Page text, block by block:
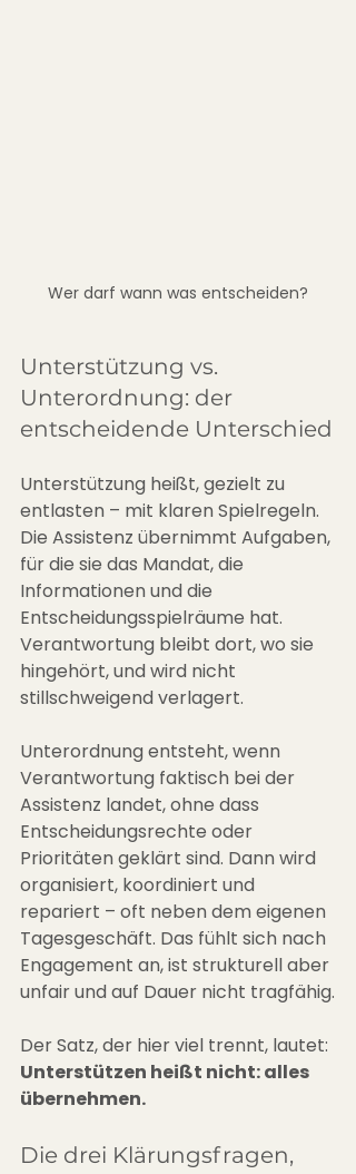
Wer darf wann was entscheiden?
Unterstützung vs.
Unterordnung: der
entscheidende Unterschied
Unterstützung heißt, gezielt zu
entlasten – mit klaren Spielregeln.
Die Assistenz übernimmt Aufgaben,
für die sie das Mandat, die
Informationen und die
Entscheidungsspielräume hat.
Verantwortung bleibt dort, wo sie
hingehört, und wird nicht
stillschweigend verlagert.
Unterordnung entsteht, wenn
Verantwortung faktisch bei der
Assistenz landet, ohne dass
Entscheidungsrechte oder
Prioritäten geklärt sind. Dann wird
organisiert, koordiniert und
repariert – oft neben dem eigenen
Tagesgeschäft. Das fühlt sich nach
Engagement an, ist strukturell aber
unfair und auf Dauer nicht tragfähig.
Der Satz, der hier viel trennt, lautet:
Unterstützen heißt nicht: alles
übernehmen.
Die drei Klärungsfragen,